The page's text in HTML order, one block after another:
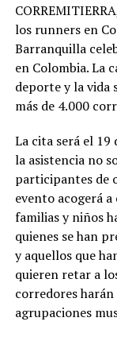
los runners en
Barranquilla
en Colombia. La
deporte y la vida
más de 4.000
La cita será el 19
la asistencia no
participantes de
evento acogerá
familias y niños
quienes se han
y aquellos que
quieren retar a
corredores
agrupaciones